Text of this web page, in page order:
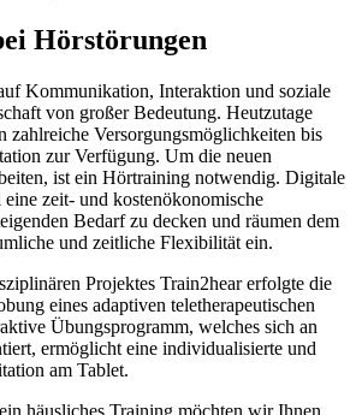
Hörstörungen
Kommunikation, Interaktion und soziale
von großer Bedeutung. Heutzutage
zahlreiche Versorgungsmöglichkeiten bis
zur Verfügung. Um die neuen
ist ein Hörtraining notwendig. Digitale
zeit- und kostenökonomische
Bedarf zu decken und räumen dem
und zeitliche Flexibilität ein.
Projektes Train2hear erfolgte die
eines adaptiven teletherapeutischen
Übungsprogramm, welches sich an
ermöglicht eine individualisierte und
am Tablet.
häusliches Training möchten wir Ihnen